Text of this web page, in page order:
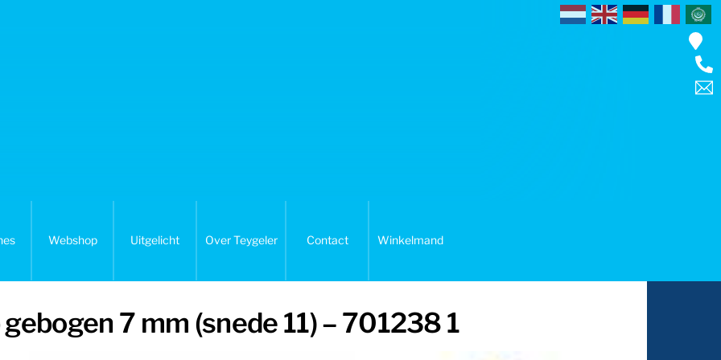
Webshop Uitgelicht Over Teygeler Contact Winkelmand
7 mm (snede 11) – 701238 1